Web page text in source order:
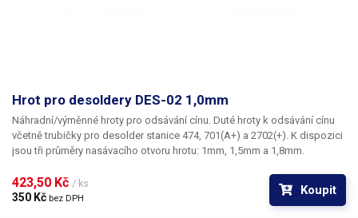
Ovládání teploty digitální (tlačítky)
Ukazatel teploty digitální (displej)
Rozsah regulace teploty
Hrot pro desoldery DES-02 1,0mm
Náhradní/výměnné hroty pro odsávání cínu. Duté hroty k odsávání cínu
včetně trubičky pro desolder stanice 474, 701(A+) a 2702(+). K dispozici
jsou tři průměry nasávacího otvoru hrotu: 1mm, 1,5mm a 1,8mm.
423,50 Kč / ks
350 Kč bez DPH
Koupit